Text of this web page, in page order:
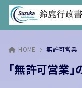
HOME 無許可営業
「無許可営業